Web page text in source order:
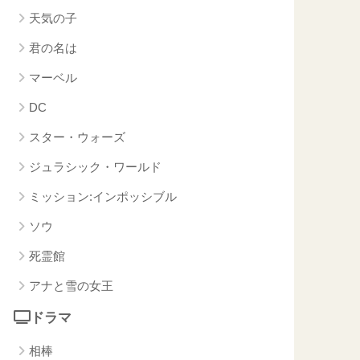
天気の子
君の名は
マーベル
DC
スター・ウォーズ
ジュラシック・ワールド
ミッション:インポッシブル
ソウ
死霊館
アナと雪の女王
ドラマ
相棒